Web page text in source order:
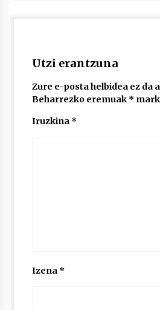
2026/07/02
Utzi erantzuna
Zure e-posta helbidea ez da
Beharrezko eremuak *
Iruzkina *
Izena *